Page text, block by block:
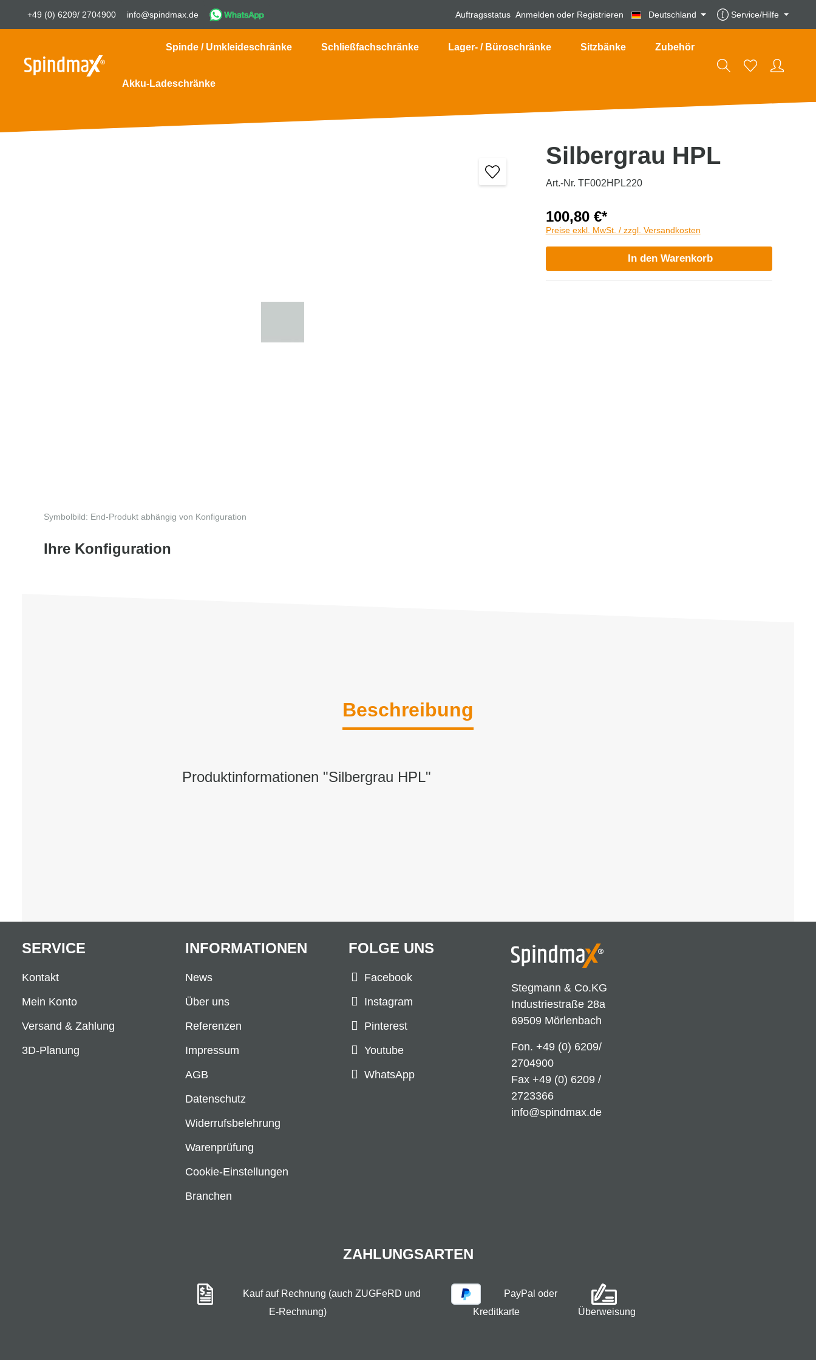
+49 (0) 6209/ 2704900 info@spindmax.de Auftragsstatus Anmelden oder Registrieren Deutschland Service/Hilfe
Spinde / Umkleideschränke Schließfachschränke Lager- / Büroschränke Sitzbänke Zubehör
Akku-Ladeschränke
Symbolbild: End-Produkt abhängig von Konfiguration
Ihre Konfiguration
Silbergrau HPL
Art.-Nr. TF002HPL220
100,80 €*
Preise exkl. MwSt. / zzgl. Versandkosten
In den Warenkorb
Beschreibung
Produktinformationen "Silbergrau HPL"
Stegmann & Co.KG
Industriestraße 28a
69509 Mörlenbach
Fon. +49 (0) 6209/
2704900
Fax +49 (0) 6209 /
2723366
info@spindmax.de
FOLGE UNS
Facebook
Instagram
Pinterest
Youtube
WhatsApp
SERVICE
Kontakt
Mein Konto
Versand & Zahlung
3D-Planung
INFORMATIONEN
News
Über uns
Referenzen
Impressum
AGB
Datenschutz
Widerrufsbelehrung
Warenprüfung
Cookie-Einstellungen
Branchen
ZAHLUNGSARTEN
Kauf auf Rechnung (auch ZUGFeRD und
E-Rechnung)
PayPal oder
Kreditkarte
Überweisung